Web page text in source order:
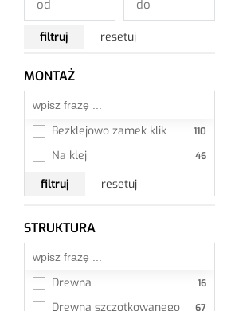
filtruj resetuj
MONTAŻ
Bezklejowo zamek klik
Na klej
filtruj
resetuj
STRUKTURA
Drewna
Drewna szczotkowanego